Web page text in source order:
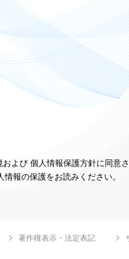
よび 個人情報保護方針に同意
報の保護をお読みください。
著作権表示・法定表記